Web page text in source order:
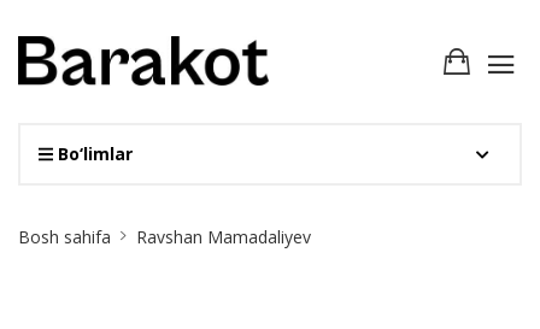
Bo‘limlar
Breadcrumb
Bosh sahifa Ravshan Mamadaliyev